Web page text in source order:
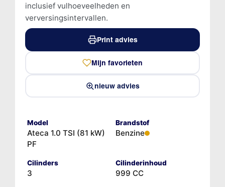
inclusief vulhoeveelheden en
verversingsintervallen.
Print advies
Mijn favorieten
nieuw advies
Model
Ateca 1.0 TSI (81 kW)
PF
Brandstof
Benzine
Cilinders
3
Cilinderinhoud
999 CC